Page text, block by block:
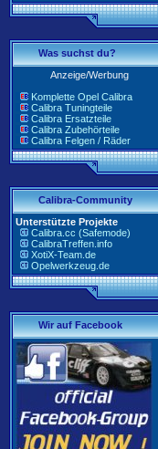
Was suchst du?
Anzeige/Werbung
Komplette Opel Calibra
Calibra Tuningteile
Calibra Ersatzteile
Calibra Zubehörteile
Calibra Felgen / Räder
Calibra-Community
Unterstützte Projekte
Calibra.cc (Safemode)
CalibraTreffen.info
XotiX-Team.de
Opelwerkzeug.de
Wir auf Facebook